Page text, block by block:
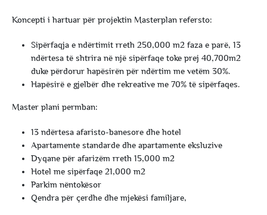
Koncepti i hartuar për projektin Masterplan refersto:
Sipërfaqja e ndërtimit rreth 250,000 m2 faza e parë, 13
ndërtesa të shtrira në një sipërfaqe toke prej 40,700m2
duke përdorur hapësirën për ndërtim me vetëm 30%.
Hapësirë e gjelbër dhe rekreative me 70% të sipërfaqes.
Master plani permban:
13 ndërtesa afaristo-banesore dhe hotel
Apartamente standarde dhe apartamente eksluzive
Dyqane për afarizëm rreth 15,000 m2
Hotel me sipërfaqe 21,000 m2
Parkim nëntokësor
Qendra për çerdhe dhe mjekësi familjare,